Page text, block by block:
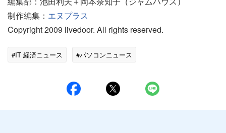
制作編集： エヌプラス
Copyright 2009 livedoor. All rights reserved.
#IT 経済ニュース #パソコンニュース